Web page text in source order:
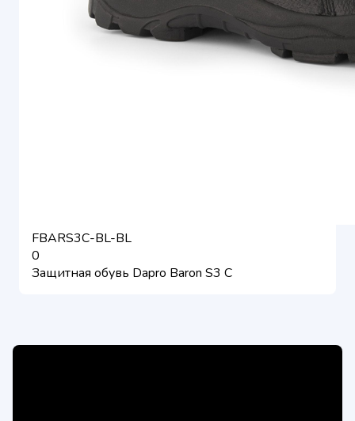
FBARS3C-BL-BL
0
Защитная обувь Dapro Baron S3 C